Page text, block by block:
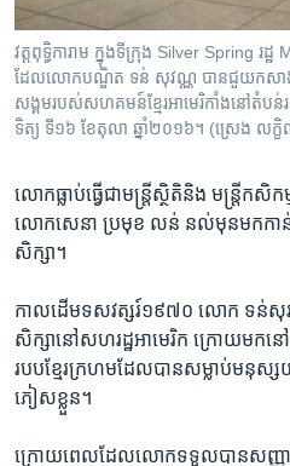
វត្ត​ពុទ្ធិការាម ក្នុង​ទី​ក្រុង Silver Spring រ
ដែល​លោក​បណ្ឌិត​ ទន់ សុវណ្ណ បាន​ជួយ​កសាង​
សង្គម​របស់​សហគមន៍ខ្មែរអាមេរិកាំង​នៅ​តំបន់​
ទិត្យ ទី១៦ ខែ​តុលា ឆ្នាំ២០១៦។ (ស្រេង លក្ខិ
លោកធ្លាប់​ធ្វើជា​មន្ត្រី​ស្ថិតិ​និង ​មន្ត្រី​កសិ
លោក​សេនា ប្រមុខ ​លន់ នល់​មុនមកកាន់​ស
សិក្សា។
កាល​ដើម​ទសវត្សរ៍​១៩៧០​ លោក​ ទន់​សុ
សិក្សា​នៅ​សហរដ្ឋ​អាមេរិក ក្រោយ​មក​ន
របប​ខ្មែរក្រហម​ដែល​បាន​សម្លាប់​មនុស្
ភៀសខ្លួន។​
ក្រោយ​ពេល​ដែល​លោក​ទទួល​បាន​សញ្ញាប័